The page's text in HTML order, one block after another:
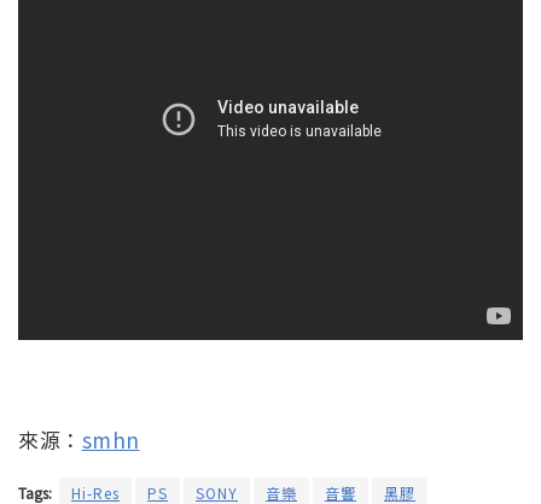
來源： smhn
Tags: Hi-Res PS SONY 音樂 音響 黑膠